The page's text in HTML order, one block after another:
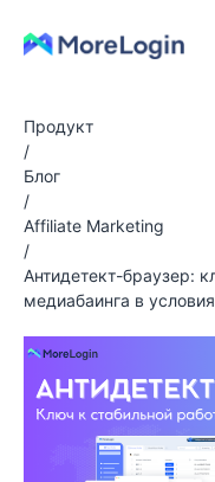
Продукт
/
Блог
/
Affiliate Marketing
/
Антидетект-браузер:
медиабаинга в